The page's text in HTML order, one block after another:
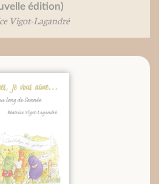
édition)
Vigot-Lagandré